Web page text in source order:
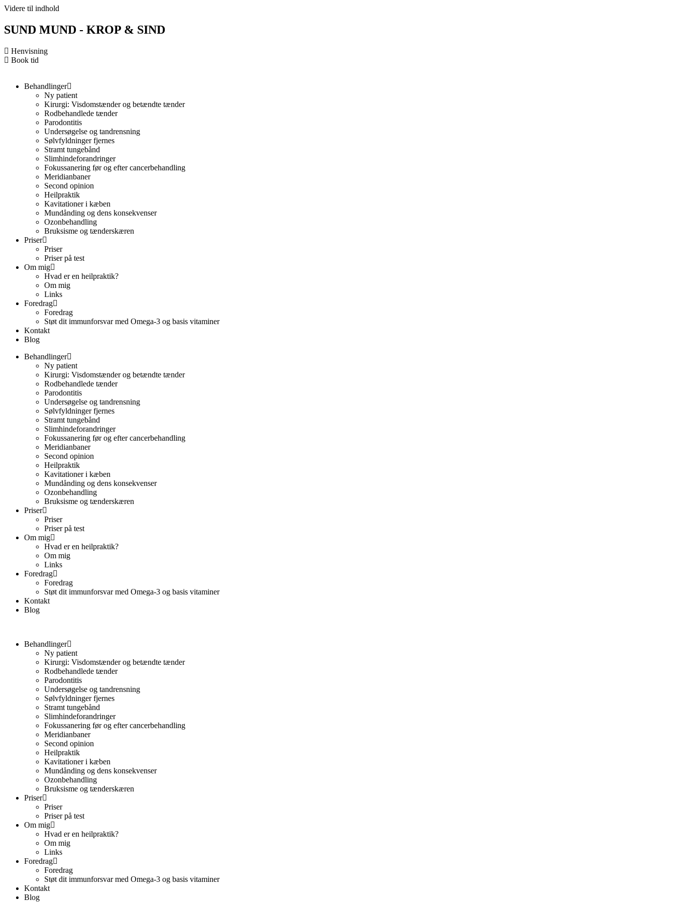
Videre til indhold
SUND MUND - KROP & SIND
Henvisning
Book tid
Behandlinger
Ny patient
Kirurgi: Visdomstænder og betændte tænder
Rodbehandlede tænder
Parodontitis
Undersøgelse og tandrensning
Sølvfyldninger fjernes
Stramt tungebånd
Slimhindeforandringer
Fokussanering før og efter cancerbehandling
Meridianbaner
Second opinion
Heilpraktik
Kavitationer i kæben
Mundånding og dens konsekvenser
Ozonbehandling
Bruksisme og tænderskæren
Priser
Priser
Priser på test
Om mig
Hvad er en heilpraktik?
Om mig
Links
Foredrag
Foredrag
Støt dit immunforsvar med Omega-3 og basis vitaminer
Kontakt
Blog
Behandlinger
Ny patient
Kirurgi: Visdomstænder og betændte tænder
Rodbehandlede tænder
Parodontitis
Undersøgelse og tandrensning
Sølvfyldninger fjernes
Stramt tungebånd
Slimhindeforandringer
Fokussanering før og efter cancerbehandling
Meridianbaner
Second opinion
Heilpraktik
Kavitationer i kæben
Mundånding og dens konsekvenser
Ozonbehandling
Bruksisme og tænderskæren
Priser
Priser
Priser på test
Om mig
Hvad er en heilpraktik?
Om mig
Links
Foredrag
Foredrag
Støt dit immunforsvar med Omega-3 og basis vitaminer
Kontakt
Blog
Behandlinger
Ny patient
Kirurgi: Visdomstænder og betændte tænder
Rodbehandlede tænder
Parodontitis
Undersøgelse og tandrensning
Sølvfyldninger fjernes
Stramt tungebånd
Slimhindeforandringer
Fokussanering før og efter cancerbehandling
Meridianbaner
Second opinion
Heilpraktik
Kavitationer i kæben
Mundånding og dens konsekvenser
Ozonbehandling
Bruksisme og tænderskæren
Priser
Priser
Priser på test
Om mig
Hvad er en heilpraktik?
Om mig
Links
Foredrag
Foredrag
Støt dit immunforsvar med Omega-3 og basis vitaminer
Kontakt
Blog